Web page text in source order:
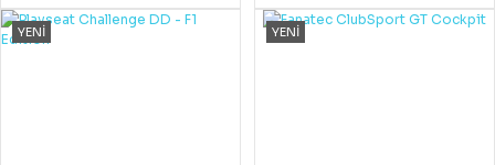
YENİ YENİ